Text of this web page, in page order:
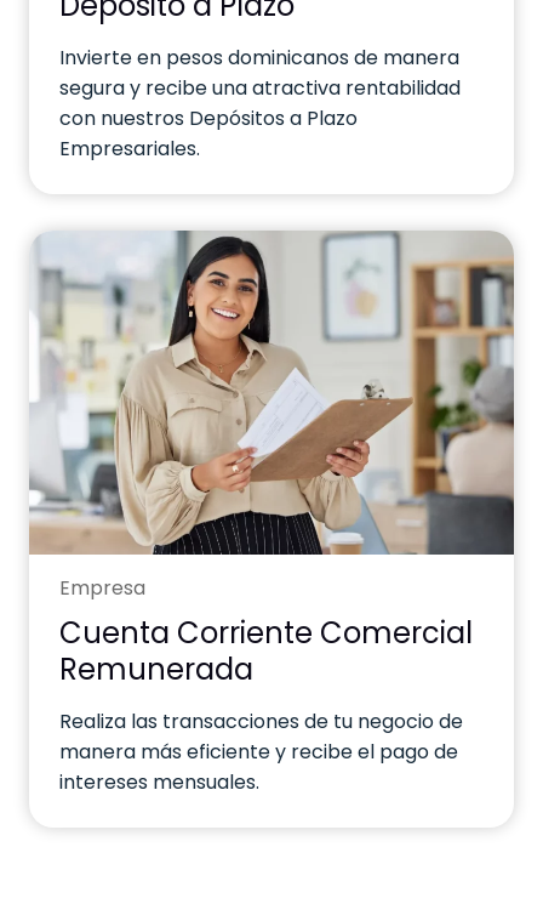
Invierte en pesos dominicanos de manera
segura y recibe una atractiva rentabilidad
con nuestros Depósitos a Plazo
Empresariales.
Empresa
Cuenta Corriente Comercial
Remunerada
Realiza las transacciones de tu negocio de
manera más eficiente y recibe el pago de
intereses mensuales.